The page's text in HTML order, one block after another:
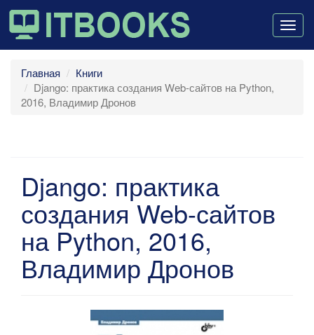
Главная
Книги
Django: практика создания Web-сайтов на Python,
2016, Владимир Дронов
Django: практика
создания Web-сайтов
на Python, 2016,
Владимир Дронов